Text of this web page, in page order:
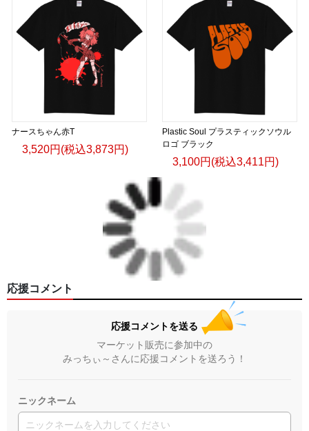
ナースちゃん赤T
3,520円(税込3,873円)
Plastic Soul プラスティックソウル
ロゴ ブラック
3,100円(税込3,411円)
応援コメント
応援コメントを送る
マーケット販売に参加中の
みっちぃ～さんに応援コメントを送ろう！
ニックネーム